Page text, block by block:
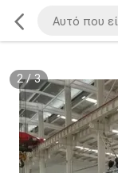
2/3